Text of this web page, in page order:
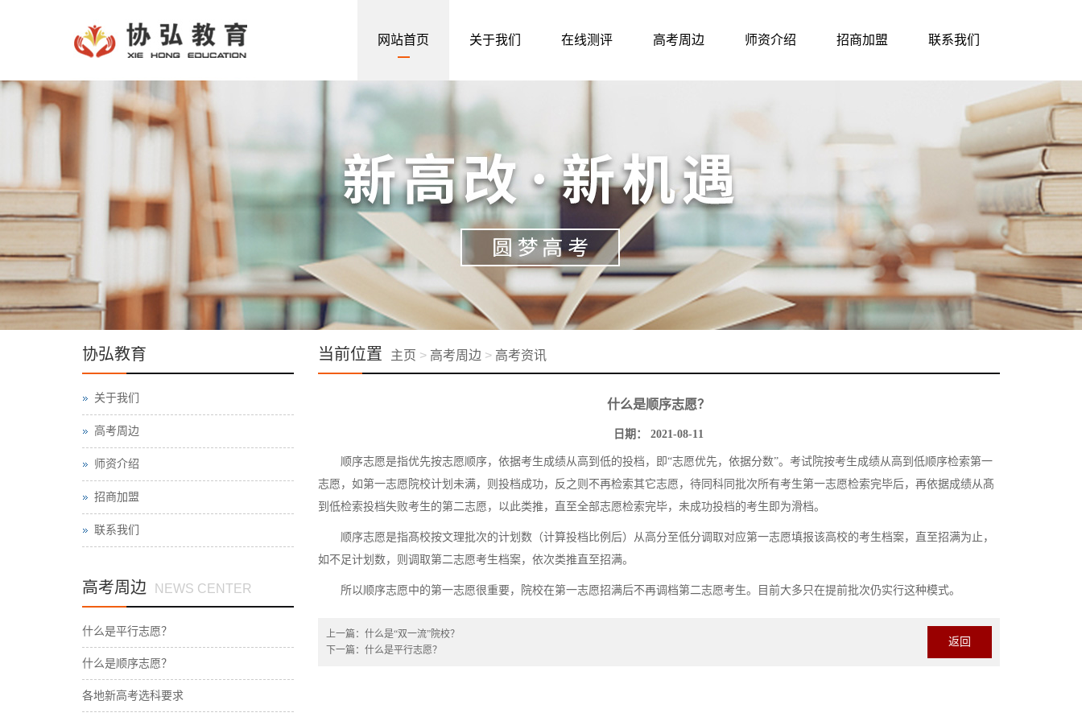
网站首页 关于我们 在线测评 高考周边 师资介绍 招商加盟 联系我们
当前位置 主页 > 高考周边 > 高考资讯
什么是顺序志愿？
日期： 2021-08-11
顺序志愿是指优先按志愿顺序，依据考生成绩从高到低的投档，即“志愿优先，依据分数”。考试院按考生成绩从高到低顺序检索第一
志愿，如第一志愿院校计划未满，则投档成功，反之则不再检索其它志愿，待同科同批次所有考生第一志愿检索完毕后，再依据成绩从髙
到低检索投档失败考生的第二志愿，以此类推，直至全部志愿检索完毕，未成功投档的考生即为滑档。
顺序志愿是指髙校按文理批次的计划数（计算投档比例后）从高分至低分调取对应第一志愿填报该高校的考生档案，直至招满为止，
如不足计划数，则调取第二志愿考生档案，依次类推直至招满。
所以顺序志愿中的第一志愿很重要，院校在第一志愿招满后不再调档第二志愿考生。目前大多只在提前批次仍实行这种模式。
上一篇： 什么是“双一流”院校？
下一篇： 什么是平行志愿？
返回
协弘教育
关于我们
高考周边
师资介绍
招商加盟
联系我们
高考周边 NEWS CENTER
什么是平行志愿？
什么是顺序志愿？
各地新高考选科要求